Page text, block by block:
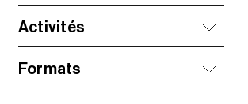
Activités
Formats
NOS NOUVEAUTÉS